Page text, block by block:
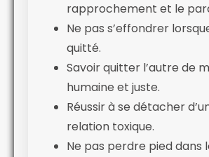
rapprochement et le
Ne pas s’effondrer
quitté.
Savoir quitter l’autre de
humaine et juste.
Réussir à se détacher
relation toxique.
Ne pas perdre pied dans